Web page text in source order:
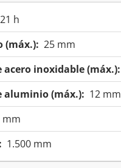
h
(máx.): 25 mm
acero inoxidable (máx.):
aluminio (máx.): 12 mm
mm
1.500 mm